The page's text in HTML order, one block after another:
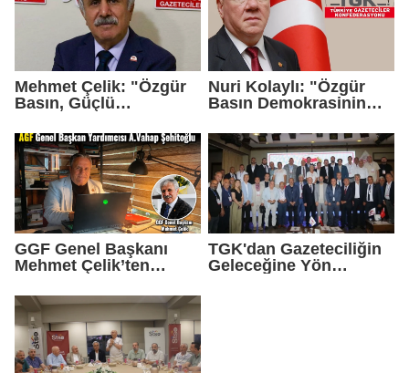
Mehmet Çelik: "Özgür
Basın, Güçlü
Teminatıdır"
Nuri Kolaylı: "Özgür
Basın Demokrasinin
GGF Genel Başkanı
Mehmet Çelik’ten
Şehitoğlu’na Yapılan
Saldırıya Sert Tepki
TGK'dan Gazeteciliğin
Geleceğine Yön